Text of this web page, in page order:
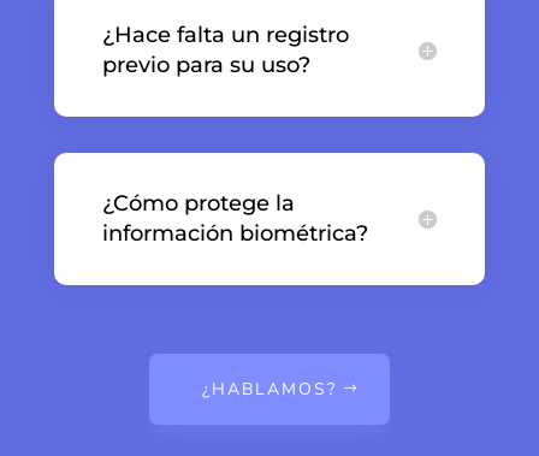
¿Hace falta un registro
previo para su uso?
¿Cómo protege la
información biométrica?
¿HABLAMOS?